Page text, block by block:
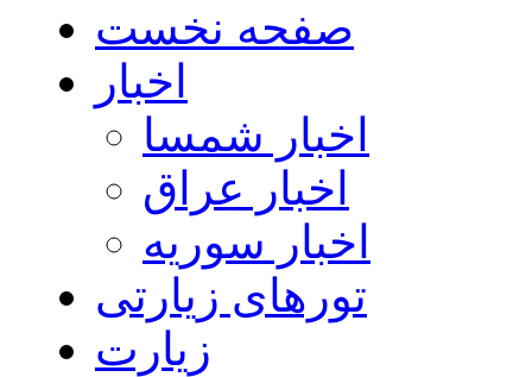
صفحه نخست
اخبار
اخبار شمسا
اخبار عراق
اخبار سوریه
تورهای زیارتی
زیارت